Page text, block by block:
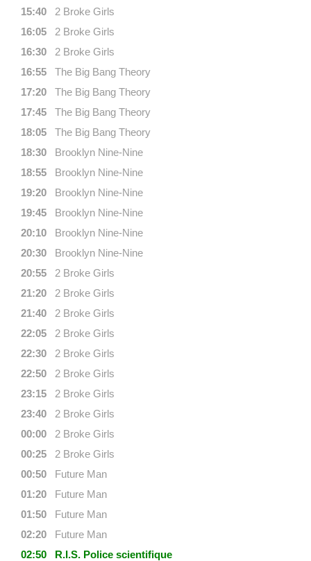
15:40
2 Broke Girls
16:05
2 Broke Girls
16:30
2 Broke Girls
16:55
The Big Bang Theory
17:20
The Big Bang Theory
17:45
The Big Bang Theory
18:05
The Big Bang Theory
18:30
Brooklyn Nine-Nine
18:55
Brooklyn Nine-Nine
19:20
Brooklyn Nine-Nine
19:45
Brooklyn Nine-Nine
20:10
Brooklyn Nine-Nine
20:30
Brooklyn Nine-Nine
20:55
2 Broke Girls
21:20
2 Broke Girls
21:40
2 Broke Girls
22:05
2 Broke Girls
22:30
2 Broke Girls
22:50
2 Broke Girls
23:15
2 Broke Girls
23:40
2 Broke Girls
00:00
2 Broke Girls
00:25
2 Broke Girls
00:50
Future Man
01:20
Future Man
01:50
Future Man
02:20
Future Man
02:50
R.I.S. Police scientifique